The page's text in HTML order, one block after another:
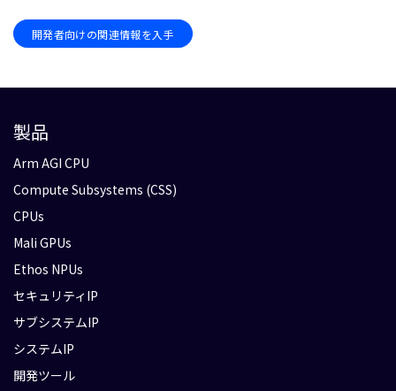
開発者向けの関連情報を入手
製品
Arm AGI CPU
Compute Subsystems (CSS)
CPUs
Mali GPUs
Ethos NPUs
セキュリティIP
サブシステムIP
システムIP
開発ツール